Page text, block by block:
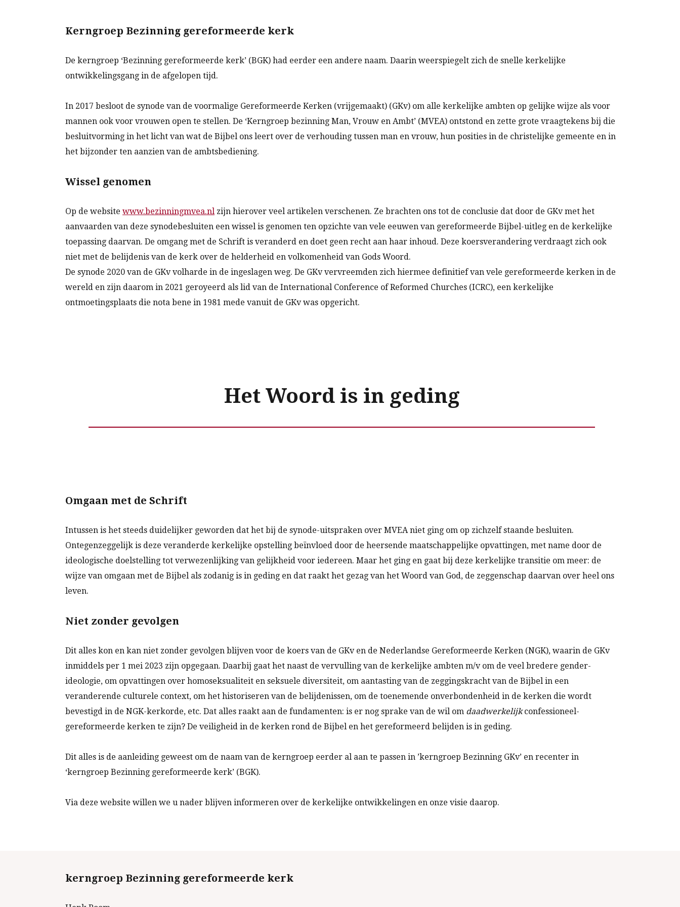
Kerngroep Bezinning gereformeerde kerk
De kerngroep ‘Bezinning gereformeerde kerk’ (BGK) had eerder een andere naam. Daarin weerspiegelt zich de snelle kerkelijke
ontwikkelingsgang in de afgelopen tijd.
In 2017 besloot de synode van de voormalige Gereformeerde Kerken (vrijgemaakt) (GKv) om alle kerkelijke ambten op gelijke wijze als voor
mannen ook voor vrouwen open te stellen. De ‘Kerngroep bezinning Man, Vrouw en Ambt’ (MVEA) ontstond en zette grote vraagtekens bij die
besluitvorming in het licht van wat de Bijbel ons leert over de verhouding tussen man en vrouw, hun posities in de christelijke gemeente en in
het bijzonder ten aanzien van de ambtsbediening.
Wissel genomen
Op de website www.bezinningmvea.nl zijn hierover veel artikelen verschenen. Ze brachten ons tot de conclusie dat door de GKv met het
aanvaarden van deze synodebesluiten een wissel is genomen ten opzichte van vele eeuwen van gereformeerde Bijbel-uitleg en de kerkelijke
toepassing daarvan. De omgang met de Schrift is veranderd en doet geen recht aan haar inhoud. Deze koersverandering verdraagt zich ook
niet met de belijdenis van de kerk over de helderheid en volkomenheid van Gods Woord.
De synode 2020 van de GKv volharde in de ingeslagen weg. De GKv vervreemden zich hiermee definitief van vele gereformeerde kerken in de
wereld en zijn daarom in 2021 geroyeerd als lid van de International Conference of Reformed Churches (ICRC), een kerkelijke
ontmoetingsplaats die nota bene in 1981 mede vanuit de GKv was opgericht.
Het Woord is in geding
Omgaan met de Schrift
Intussen is het steeds duidelijker geworden dat het bij de synode-uitspraken over MVEA niet ging om op zichzelf staande besluiten.
Ontegenzeggelijk is deze veranderde kerkelijke opstelling beïnvloed door de heersende maatschappelijke opvattingen, met name door de
ideologische doelstelling tot verwezenlijking van gelijkheid voor iedereen. Maar het ging en gaat bij deze kerkelijke transitie om meer: de
wijze van omgaan met de Bijbel als zodanig is in geding en dat raakt het gezag van het Woord van God, de zeggenschap daarvan over heel ons
leven.
Niet zonder gevolgen
Dit alles kon en kan niet zonder gevolgen blijven voor de koers van de GKv en de Nederlandse Gereformeerde Kerken (NGK), waarin de GKv
inmiddels per 1 mei 2023 zijn opgegaan. Daarbij gaat het naast de vervulling van de kerkelijke ambten m/v om de veel bredere gender-
ideologie, om opvattingen over homoseksualiteit en seksuele diversiteit, om aantasting van de zeggingskracht van de Bijbel in een
veranderende culturele context, om het historiseren van de belijdenissen, om de toenemende onverbondenheid in de kerken die wordt
bevestigd in de NGK-kerkorde, etc. Dat alles raakt aan de fundamenten: is er nog sprake van de wil om daadwerkelijkconfessioneel-
gereformeerde kerken te zijn? De veiligheid in de kerken rond de Bijbel en het gereformeerd belijden is in geding.
Dit alles is de aanleiding geweest om de naam van de kerngroep eerder al aan te passen in ’kerngroep Bezinning GKv’ en recenter in
‘kerngroep Bezinning gereformeerde kerk’ (BGK).
Via deze website willen we u nader blijven informeren over de kerkelijke ontwikkelingen en onze visie daarop.
kerngroep Bezinning gereformeerde kerk